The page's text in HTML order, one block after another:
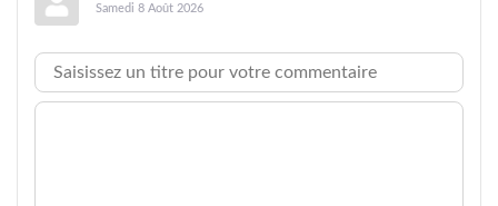
Samedi 8 Août 2026